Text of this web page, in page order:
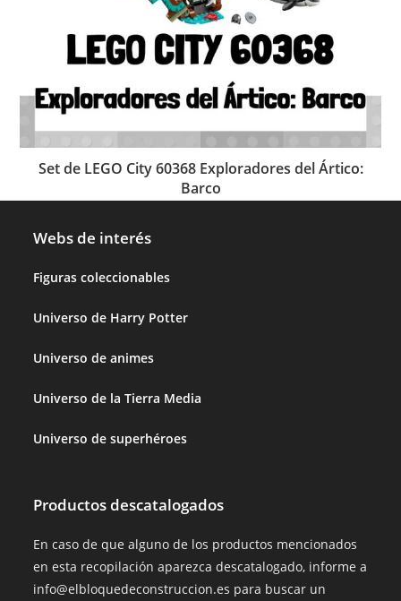
Set de LEGO City 60368 Exploradores del Ártico:
Barco
Webs de interés
Figuras coleccionables
Universo de Harry Potter
Universo de animes
Universo de la Tierra Media
Universo de superhéroes
Productos descatalogados
En caso de que alguno de los productos mencionados
en esta recopilación aparezca descatalogado, informe a
info@elbloquedeconstruccion.es para buscar un